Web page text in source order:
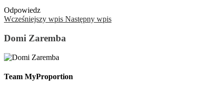
Odpowiedz
Wcześniejszy wpis Następny wpis
Domi Zaremba
Team MyProportion